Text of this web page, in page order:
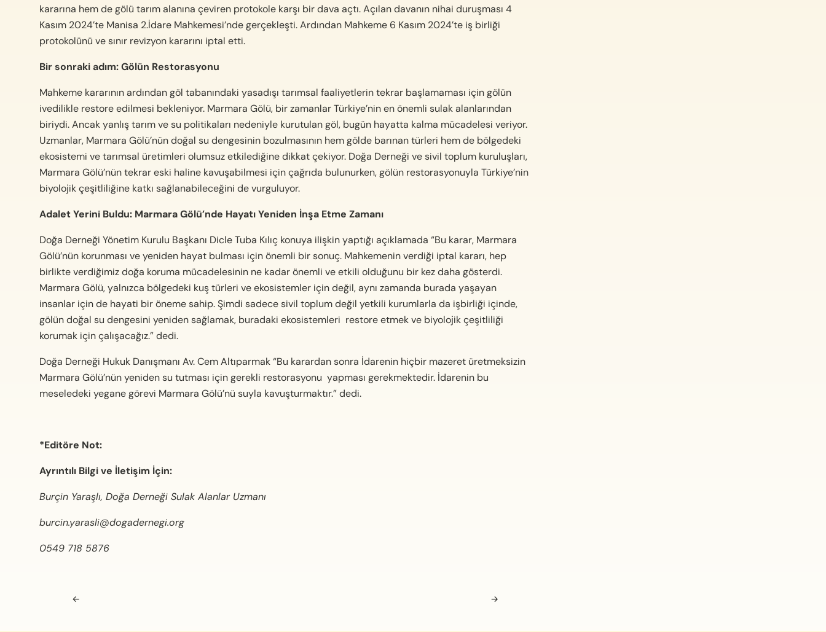
kararına hem de gölü tarım alanına çeviren protokole karşı bir dava açtı. Açılan davanın nihai duruşması 4
Kasım 2024’te Manisa 2.İdare Mahkemesi’nde gerçekleşti. Ardından Mahkeme 6 Kasım 2024’te iş birliği
protokolünü ve sınır revizyon kararını iptal etti.
Bir sonraki adım: Gölün Restorasyonu
Mahkeme kararının ardından göl tabanındaki yasadışı tarımsal faaliyetlerin tekrar başlamaması için gölün
ivedilikle restore edilmesi bekleniyor. Marmara Gölü, bir zamanlar Türkiye’nin en önemli sulak alanlarından
biriydi. Ancak yanlış tarım ve su politikaları nedeniyle kurutulan göl, bugün hayatta kalma mücadelesi veriyor.
Uzmanlar, Marmara Gölü’nün doğal su dengesinin bozulmasının hem gölde barınan türleri hem de bölgedeki
ekosistemi ve tarımsal üretimleri olumsuz etkilediğine dikkat çekiyor. Doğa Derneği ve sivil toplum kuruluşları,
Marmara Gölü’nün tekrar eski haline kavuşabilmesi için çağrıda bulunurken, gölün restorasyonuyla Türkiye’nin
biyolojik çeşitliliğine katkı sağlanabileceğini de vurguluyor.
Adalet Yerini Buldu: Marmara Gölü’nde Hayatı Yeniden İnşa Etme Zamanı
Doğa Derneği Yönetim Kurulu Başkanı Dicle Tuba Kılıç konuya ilişkin yaptığı açıklamada “Bu karar, Marmara
Gölü’nün korunması ve yeniden hayat bulması için önemli bir sonuç. Mahkemenin verdiği iptal kararı, hep
birlikte verdiğimiz doğa koruma mücadelesinin ne kadar önemli ve etkili olduğunu bir kez daha gösterdi.
Marmara Gölü, yalnızca bölgedeki kuş türleri ve ekosistemler için değil, aynı zamanda burada yaşayan
insanlar için de hayati bir öneme sahip. Şimdi sadece sivil toplum değil yetkili kurumlarla da işbirliği içinde,
gölün doğal su dengesini yeniden sağlamak, buradaki ekosistemleri restore etmek ve biyolojik çeşitliliği
korumak için çalışacağız.” dedi.
Doğa Derneği Hukuk Danışmanı Av. Cem Altıparmak “Bu karardan sonra İdarenin hiçbir mazeret üretmeksizin
Marmara Gölü’nün yeniden su tutması için gerekli restorasyonu yapması gerekmektedir. İdarenin bu
meseledeki yegane görevi Marmara Gölü’nü suyla kavuşturmaktır.” dedi.
*Editöre Not:
Ayrıntılı Bilgi ve İletişim İçin:
Burçin Yaraşlı, Doğa Derneği Sulak Alanlar Uzmanı
burcin.yarasli@dogadernegi.org
0549 718 5876
Navigasyon sonrası
← →